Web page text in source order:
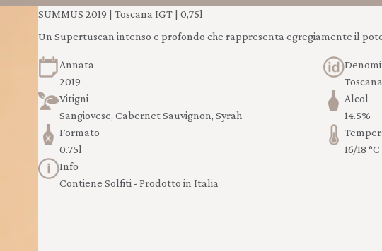
SUMMUS 2019 | Toscana IGT | 0,75l
Un Supertuscan intenso e profondo che rappresenta egregiamente il
Annata
2019
Vitigni
Sangiovese, Cabernet Sauvignon, Syrah
Alcol
14.5%
Formato
0.75l
16/18 °C
Info
Contiene Solfiti - Prodotto in Italia